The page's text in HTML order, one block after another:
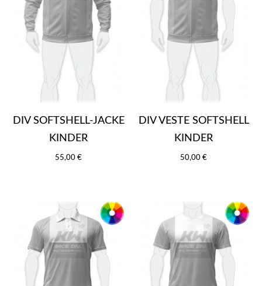
DIV SOFTSHELL-JACKE
KINDER
55,00 €
DIV VESTE SOFTSHELL
KINDER
50,00 €